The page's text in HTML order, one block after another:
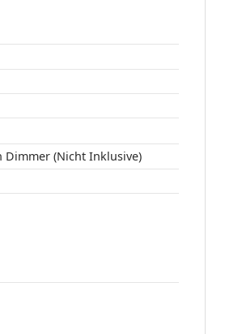
Dimmer (Nicht Inklusive)